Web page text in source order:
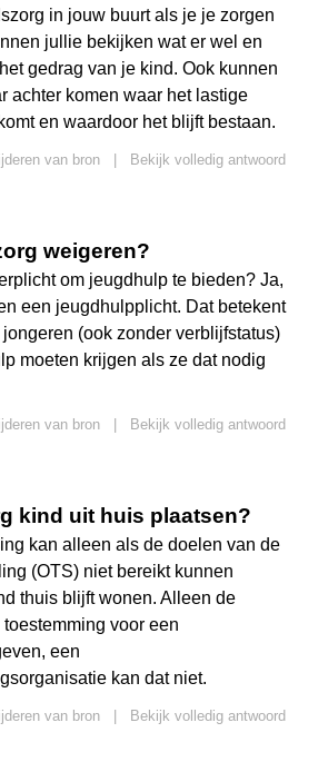
in jouw buurt als je je zorgen
jullie bekijken wat er wel en
gedrag van je kind. Ook kunnen
achter komen waar het lastige
en waardoor het blijft bestaan.
van bron
Bekijk volledig antwoord
weigeren?
om jeugdhulp te bieden? Ja,
een jeugdhulpplicht. Dat betekent
(ook zonder verblijfstatus)
moeten krijgen als ze dat nodig
van bron
Bekijk volledig antwoord
kind uit huis plaatsen?
kan alleen als de doelen van de
(OTS) niet bereikt kunnen
thuis blijft wonen. Alleen de
voor een
een
kan dat niet.
van bron
Bekijk volledig antwoord